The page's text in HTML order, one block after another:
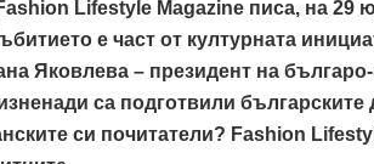
Lifestyle Magazine писа, на 29
е част от културната
Яковлева – президент на
са подготвили
си почитатели? Fashion